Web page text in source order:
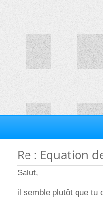
Re : Equation
Salut,
il semble plutôt que tu